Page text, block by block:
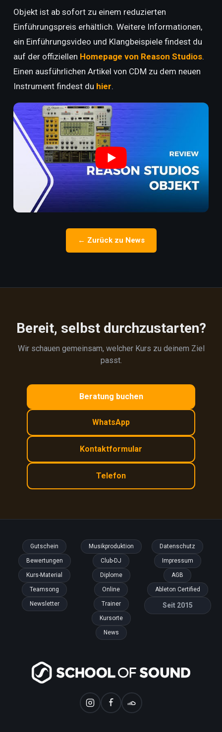
Objekt ist ab sofort zu einem reduzierten
Einführungspreis erhältlich. Weitere Informationen,
ein Einführungsvideo und Klangbeispiele findest du
auf der offiziellen Homepage von Reason Studios.
Einen ausführlichen Artikel von CDM zu dem neuen
Instrument findest du hier.
← Zurück zu News
Bereit, selbst durchzustarten?
Wir schauen gemeinsam, welcher Kurs zu deinem Ziel
passt.
Beratung buchen
WhatsApp
Kontaktformular
Telefon
Gutschein
Bewertungen
Kurs-Material
Teamsong
Newsletter
Musikproduktion
Club-DJ
Diplome
Online
Trainer
Kursorte
News
Datenschutz
Impressum
AGB
Ableton Certified
Seit 2015